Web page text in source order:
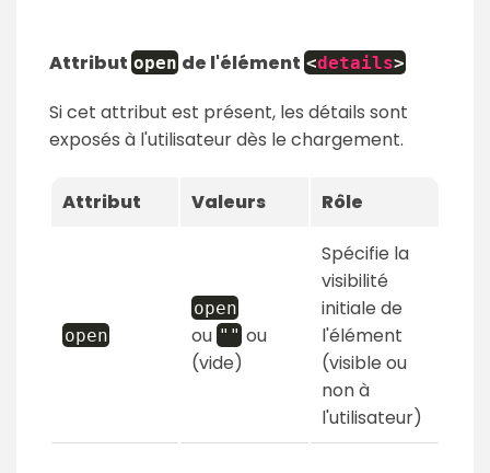
Attribut open de l'élément<details>
Si cet attribut est présent, les détails sont
exposés à l'utilisateur dès le chargement.
Attribut Valeurs Rôle
open
open
ou "" ou
(vide)
Spécifie la
visibilité
initiale de
l'élément
(visible ou
non à
l'utilisateur)